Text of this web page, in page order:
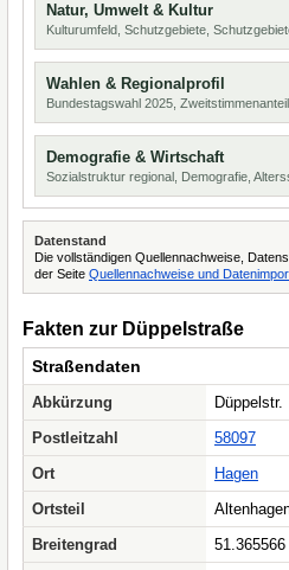
Natur, Umwelt & Kultur
Kulturumfeld, Schutzgebiete,
Wahlen & Regionalprofil
Bundestagswahl 2025,
Demografie & Wirtschaft
Sozialstruktur regional, Demografie,
Datenstand
Die vollständigen Quellennachweise,
der Seite Quellennachweise und
Fakten zur Düppelstraße
Straßendaten
Abkürzung
Düppelstr.
Postleitzahl
58097
Ort
Hagen
Ortsteil
Breitengrad
51.365566